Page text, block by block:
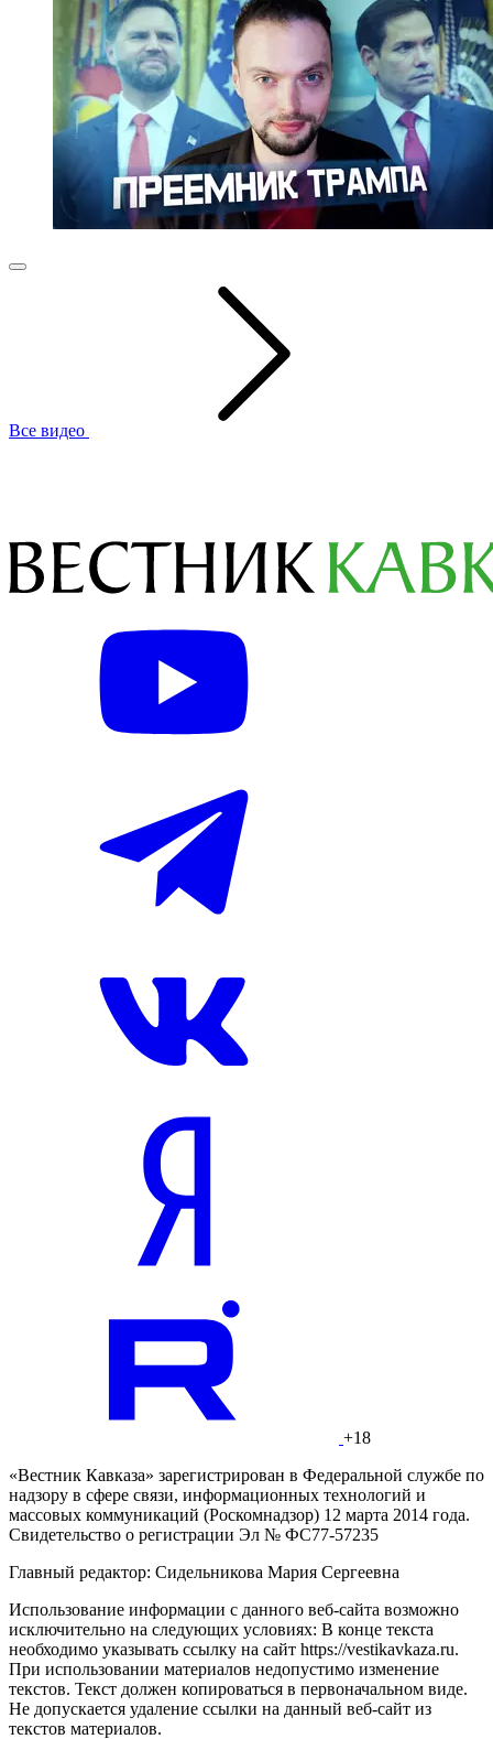
Все видео
+18
«Вестник Кавказа» зарегистрирован в Федеральной службе по
надзору в сфере связи, информационных технологий и
массовых коммуникаций (Роскомнадзор) 12 марта 2014 года.
Свидетельство о регистрации Эл № ФС77-57235
Главный редактор: Сидельникова Мария Сергеевна
Использование информации с данного веб-сайта возможно
исключительно на следующих условиях: В конце текста
необходимо указывать ссылку на сайт https://vestikavkaza.ru.
При использовании материалов недопустимо изменение
текстов. Текст должен копироваться в первоначальном виде.
Не допускается удаление ссылки на данный веб-сайт из
текстов материалов.